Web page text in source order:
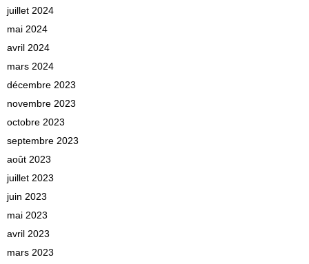
juillet 2024
mai 2024
avril 2024
mars 2024
décembre 2023
novembre 2023
octobre 2023
septembre 2023
août 2023
juillet 2023
juin 2023
mai 2023
avril 2023
mars 2023